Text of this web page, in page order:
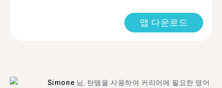
앱 다운로드
Simone 님, 탄뎀을 사용하여 커리어에 필요한 영어